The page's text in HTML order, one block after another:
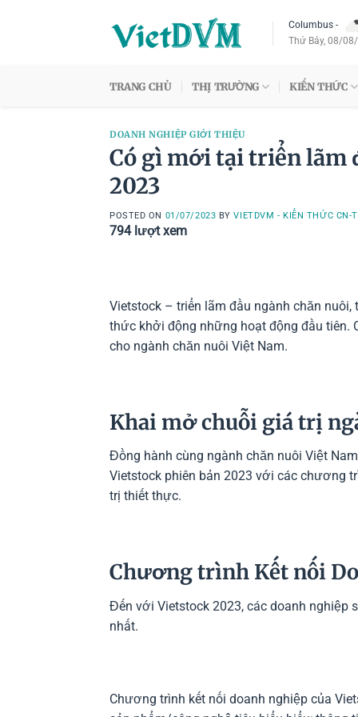
Columbus-
Thứ Bảy, 08/
TRANG CHỦ THỊ TRƯỜNG KIẾN THỨC
DOANH NGHIỆP GIỚI THIỆU
Có gì mới tại triển lãm
2023
POSTED ON 01/07/2023 BYVIETDVM - KIẾN THỨC CN-
794 lượt xem
Vietstock – triển lãm đầu ngành chăn
thức khởi động những hoạt động đầu tiên.
cho ngành chăn nuôi Việt Nam.
Khai mở chuỗi giá trị
Đồng hành cùng ngành chăn nuôi Việt
Vietstock phiên bản 2023 với các chương
trị thiết thực.
Chương trình Kết nối
Đến với Vietstock 2023, các doanh nghiệp
nhất.
Chương trình kết nối doanh nghiệp của